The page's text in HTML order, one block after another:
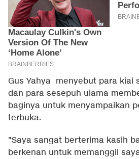
Gus Yahya menyebut para kiai
dan para sesepuh ulama
baginya untuk menyampaikan
terbuka.
"Saya sangat berterima kasih
berkenan untuk memanggil